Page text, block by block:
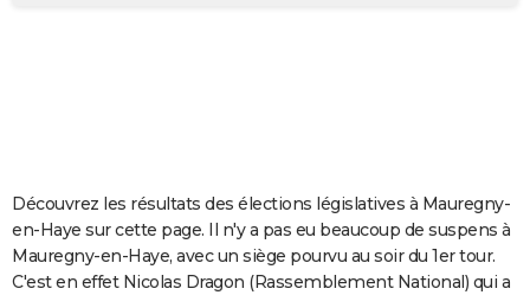
Carte de Noël
Carte Bonne année
Carte Saint-Valentin
Carte Pâques
Carte d'anniversaire
DICTIONNAIRE
Dictionnaire
Biographies
Citations
Expressions
Proverbes
PROGRAMME TV
Découvrez les résultats des élections législatives à Mauregny-
en-Haye sur cette page. Il n'y a pas eu beaucoup de suspens à
Mauregny-en-Haye, avec un siège pourvu au soir du 1er tour.
C'est en effet Nicolas Dragon (Rassemblement National) qui a